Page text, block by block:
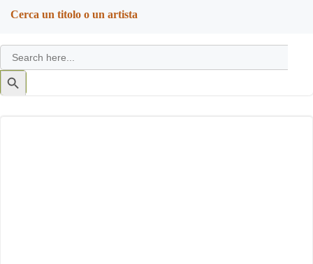
navigation
Cerca un titolo o un artista
Search
for:
Search
Button